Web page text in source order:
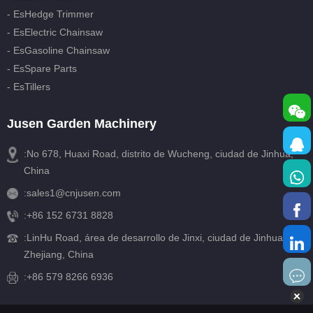
- EsHedge Trimmer
- EsElectric Chainsaw
- EsGasoline Chainsaw
- EsSpare Parts
- EsTillers
Jusen Garden Machinery
:No 678, Huaxi Road, distrito de Wucheng, ciudad de Jinhua,
China
:sales1@cnjusen.com
:+86 152 6731 8828
:LinHu Road, área de desarrollo de Jinxi, ciudad de Jinhua,
Zhejiang, China
:+86 579 8266 6936